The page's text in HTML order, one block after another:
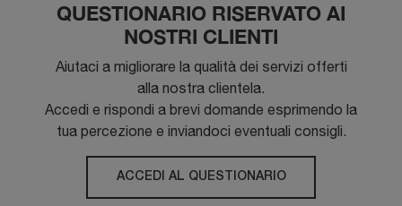
QUESTIONARIO RISERVATO AI
NOSTRI CLIENTI
Aiutaci a migliorare la qualità dei servizi offerti
alla nostra clientela.
Accedi e rispondi a brevi domande esprimendo la
tua percezione e inviandoci eventuali consigli.
ACCEDI AL QUESTIONARIO